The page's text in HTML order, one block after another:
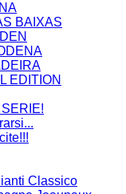
BAIXAS
EDITION
Classico